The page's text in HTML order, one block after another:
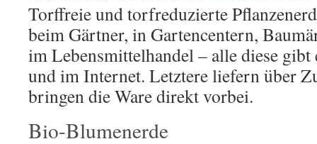
Torffreie und torfreduzierte
beim Gärtner, in Gartencentern,
im Lebensmittelhandel – alle diese
und im Internet. Letztere liefern über
bringen die Ware direkt vorbei.
Bio-Blumenerde